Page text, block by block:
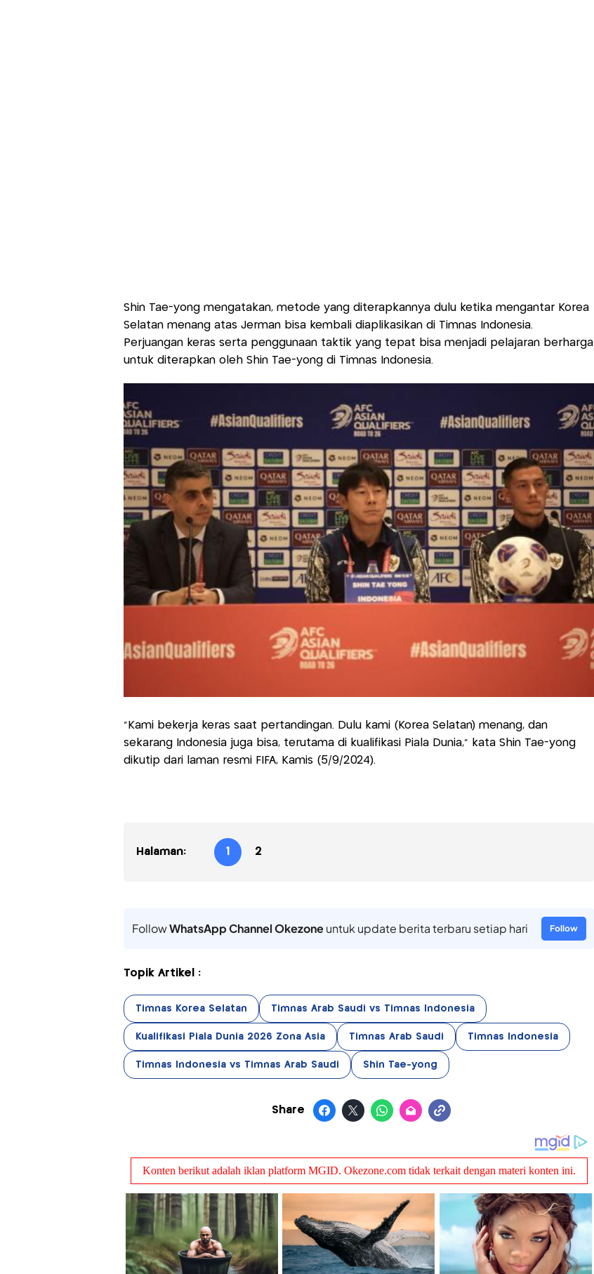
Shin Tae-yong mengatakan, metode yang diterapkannya dulu ketika mengantar Korea
Selatan menang atas Jerman bisa kembali diaplikasikan di Timnas Indonesia.
Perjuangan keras serta penggunaan taktik yang tepat bisa menjadi pelajaran berharga
untuk diterapkan oleh Shin Tae-yong di Timnas Indonesia.
“Kami bekerja keras saat pertandingan. Dulu kami (Korea Selatan) menang, dan
sekarang Indonesia juga bisa, terutama di kualifikasi Piala Dunia,” kata Shin Tae-yong
dikutip dari laman resmi FIFA, Kamis (5/9/2024).
Halaman: 1 2
FollowWhatsApp Channel Okezoneuntuk update berita terbaru setiap hari Follow
Topik Artikel :
Timnas Korea Selatan Timnas Arab Saudi vs Timnas Indonesia
Kualifikasi Piala Dunia 2026 Zona Asia Timnas Arab Saudi Timnas Indonesia
Timnas Indonesia vs Timnas Arab Saudi Shin Tae-yong
Share